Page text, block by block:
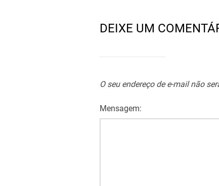
DEIXE UM
O seu endereço de e-mail não
Mensagem: